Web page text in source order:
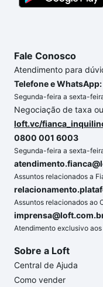
Fale Conosco
Atendimento para
Telefone e
Segunda-feira a sexta-
Negociação de taxa
loft.vc/
0800 001 6003
Segunda-feira a sexta-
Assuntos relacionados a
Assuntos relacionados ao
Atendimento exclusivo
Sobre a Loft
Central de Ajuda
Como vender